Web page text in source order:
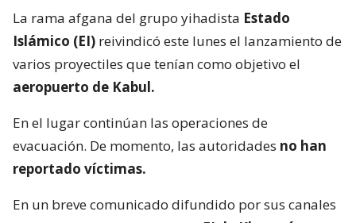
La rama afgana del grupo yihadista Estado
Islámico (EI) reivindicó este lunes el lanzamiento de
varios proyectiles que tenían como objetivo el
aeropuerto de Kabul.
En el lugar continúan las operaciones de
evacuación. De momento, las autoridades no han
reportado víctimas.
En un breve comunicado difundido por sus canales